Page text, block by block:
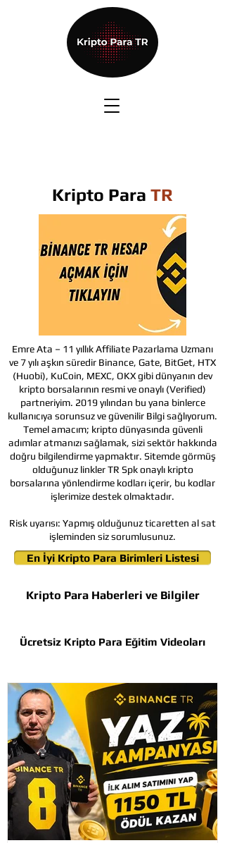
Ücretsiz Kripto Para Eğitim Videoları
Kripto Para Haberleri ve Bilgiler
En İyi Kripto Para Birimleri Listesi
Kripto Para TR
Emre Ata – 11 yıllık Affiliate Pazarlama Uzmanı
ve 7 yılı aşkın süredir Binance, Gate, BitGet, HTX
(Huobi), KuCoin, MEXC, OKX gibi dünyanın dev
kripto borsalarının resmi ve onaylı (Verified)
partneriyim. 2019 yılından bu yana binlerce
kullanıcıya sorunsuz ve güvenilir Bilgi sağlıyorum.
Temel amacım; kripto dünyasında güvenli
adımlar atmanızı sağlamak, sizi sektör hakkında
doğru bilgilendirme yapmaktır. Sitemde görmüş
olduğunuz linkler TR Spk onaylı kripto
borsalarına yönlendirme kodları içerir, bu kodlar
işlerimize destek olmaktadır.
Risk uyarısı: Yapmış olduğunuz ticaretten al sat
işleminden siz sorumlusunuz.